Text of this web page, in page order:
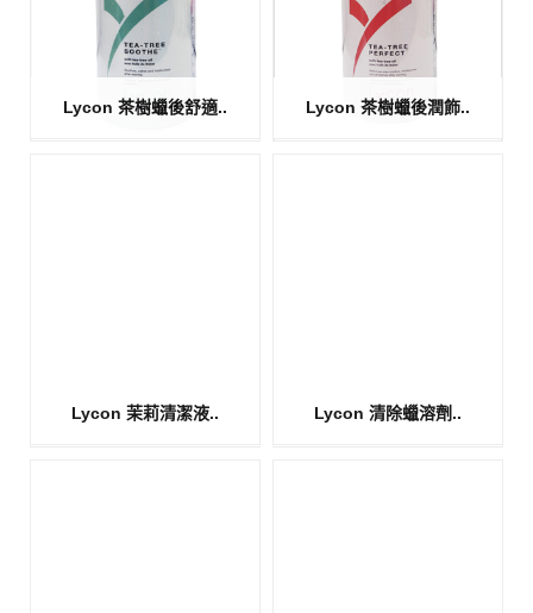
Lycon 茶樹蠟後舒適.. Lycon 茶樹蠟後潤飾..
Lycon 茉莉清潔液.. Lycon 清除蠟溶劑..